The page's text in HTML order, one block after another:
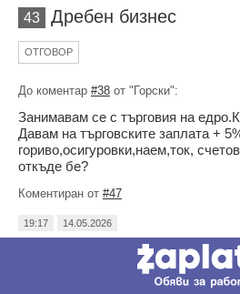
43 Дребен бизнес
ОТГОВОР
До коментар #38 от "Горски":
Занимавам се с търговия на
Давам на търговските заплата +
гориво,осигуровки,наем,ток,
откъде бе?
Коментиран от #47
19:17 14.05.2026